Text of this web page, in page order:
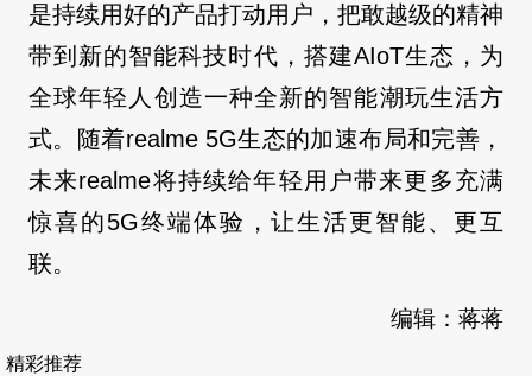
是持续用好的产品打动用户，把敢越级的精神
带到新的智能科技时代，搭建AIoT生态，为
全球年轻人创造一种全新的智能潮玩生活方
式。随着realme 5G生态的加速布局和完善，
未来realme将持续给年轻用户带来更多充满
惊喜的5G终端体验，让生活更智能、更互
联。
编辑：蒋蒋
精彩推荐